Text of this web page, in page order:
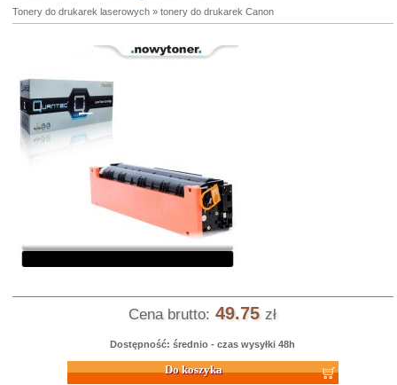
Tonery do drukarek laserowych» tonery do drukarek Canon
Cena brutto: 49.75 zł
Dostępność: średnio - czas wysyłki 48h
Do koszyka